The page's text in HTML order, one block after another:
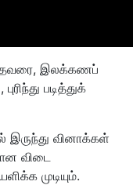
இலக்கணப்
படித்துக்
இருந்து வினாக்கள்
விடை
முடியும்.